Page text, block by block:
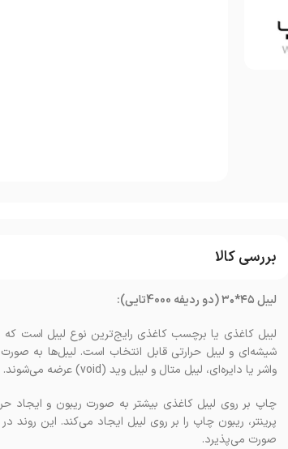
بررسی کالا
لیبل ۴۵*۳۰ (دو ردیفه 4000تایی):
لیبل کاغذی یا برچسب کاغذی رایج‌ترین نوع لیبل است
شیشه‌ای و لیبل حرارتی قابل انتخاب است. لیبل‌ها به
واشر یا دایره‌ای، لیبل متال و لیبل وید (void) عرضه می‌شوند.
چاپ بر روی لیبل کاغذی بیشتر به صورت ریبون و ایجاد
پرینتر، ریبون چاپ را بر روی لیبل ایجاد می‌کند. این روند در
صورت می‌پذیرد.